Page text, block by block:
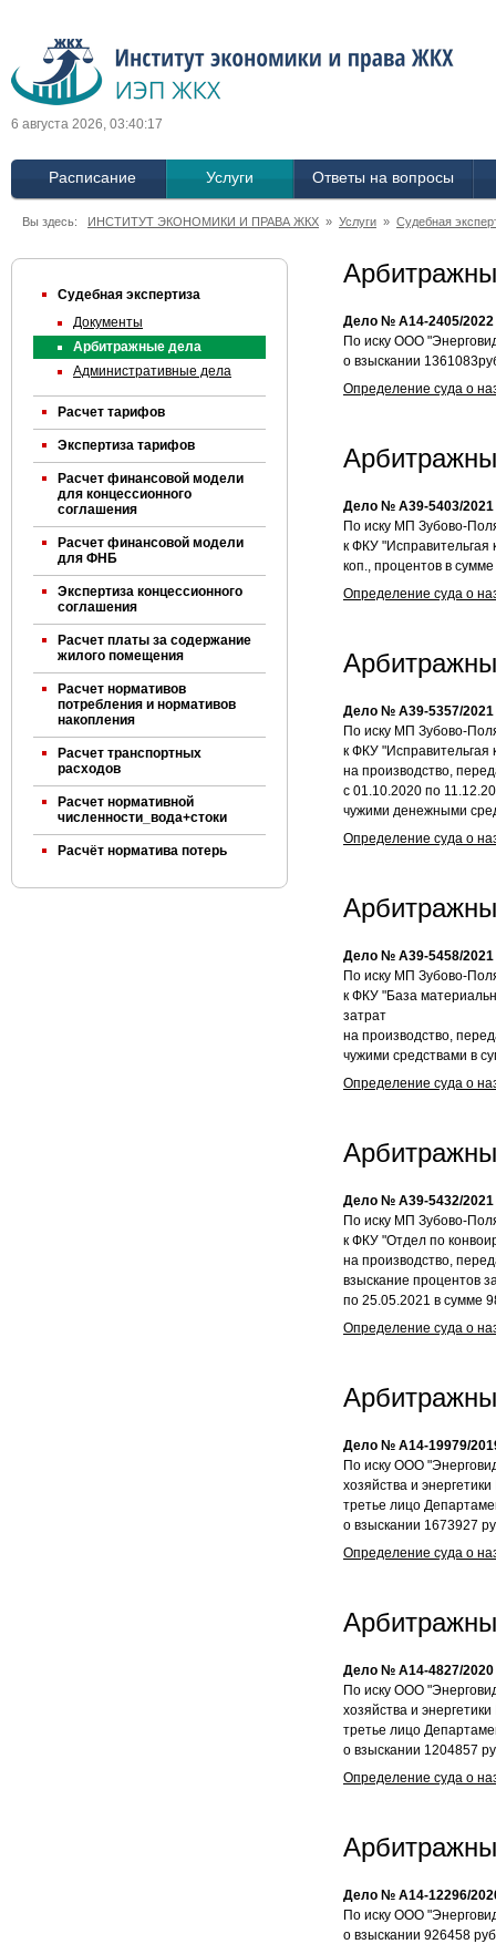
6 августа 2026, 03:40:18
Расписание Услуги Ответы на вопросы
Вы здесь: ИНСТИТУТ ЭКОНОМИКИ И ПРАВА ЖКХ » Услуги » Судебная
Судебная экспертиза
Документы
Арбитражные дела
Административные дела
Расчет тарифов
Экспертиза тарифов
Расчет финансовой модели
для концессионного
соглашения
Расчет финансовой модели
для ФНБ
Экспертиза концессионного
соглашения
Расчет платы за содержание
жилого помещения
Расчет нормативов
потребления и нормативов
накопления
Расчет транспортных
расходов
Расчет нормативной
численности_вода+стоки
Расчёт норматива потерь
Дело № А14-2405/2022
По иску ООО
о взыскании
Определение суда о
Дело № А39-5403/2021
По иску МП Зубово-
к ФКУ
коп., процентов в
Определение суда о
Дело № А39-5357/2021
По иску МП Зубово-
к ФКУ
на производство,
с 01.10.2020 по
чужими денежными
Определение суда о
Дело № А39-5458/2021
По иску МП Зубово-
к ФКУ "База
затрат
на производство,
чужими средствами в
Определение суда о
Дело № А39-5432/2021
По иску МП Зубово-
к ФКУ "Отдел по
на производство,
взыскание процентов
по 25.05.2021 в сумме
Определение суда о
Дело № А14-19979/
По иску ООО
хозяйства и
третье лицо
о взыскании 1673927
Определение суда о
Дело № А14-4827/2020
По иску ООО
хозяйства и
третье лицо
о взыскании 1204857
Определение суда о
Дело № А14-12296/
По иску ООО
о взыскании 926458